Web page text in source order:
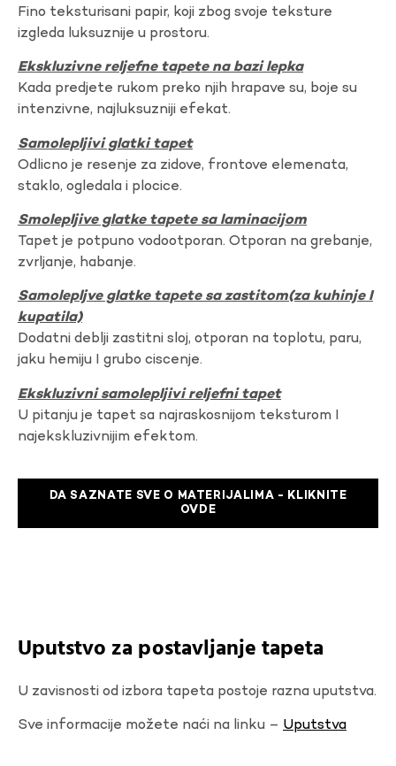
Fino teksturisani papir, koji zbog svoje teksture
izgleda luksuznije u prostoru.
Ekskluzivne reljefne tapete na bazi lepka
Kada predjete rukom preko njih hrapave su, boje su
intenzivne, najluksuzniji efekat.
Samolepljivi glatki tapet
Odlicno je resenje za zidove, frontove elemenata,
staklo, ogledala i plocice.
Smolepljive glatke tapete sa laminacijom
Tapet je potpuno vodootporan. Otporan na grebanje,
zvrljanje, habanje.
Samolepljve glatke tapete sa zastitom(za kuhinje I
kupatila)
Dodatni deblji zastitni sloj, otporan na toplotu, paru,
jaku hemiju I grubo ciscenje.
Ekskluzivni samolepljivi reljefni tapet
U pitanju je tapet sa najraskosnijom teksturom I
najekskluzivnijim efektom.
DA SAZNATE SVE O MATERIJALIMA - KLIKNITE
OVDE
Uputstvo za postavljanje tapeta
U zavisnosti od izbora tapeta postoje razna uputstva.
Sve informacije možete naći na linku – Uputstva